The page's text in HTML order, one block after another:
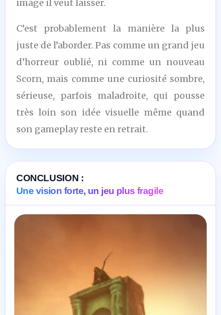
image il veut laisser.
C’est probablement la manière la plus
juste de l’aborder. Pas comme un grand jeu
d’horreur oublié, ni comme un nouveau
Scorn, mais comme une curiosité sombre,
sérieuse, parfois maladroite, qui pousse
très loin son idée visuelle même quand
son gameplay reste en retrait.
CONCLUSION :
Une vision forte, un jeu plus fragile